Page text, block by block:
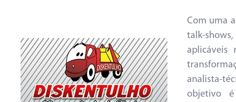
Com uma
talk-
aplicáveis
analista-
objetivo é